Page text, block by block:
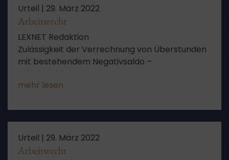
Urteil | 29. März 2022
Arbeitsrecht
LEXNET Redaktion
Zulässigkeit der Verrechnung von Überstunden
mit bestehendem Negativsaldo –
Arbeitszeitkonto
mehr lesen
Urteil | 29. März 2022
Arbeitsrecht